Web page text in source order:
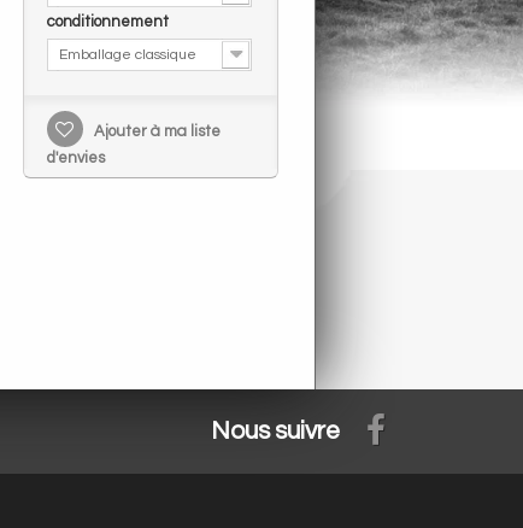
conditionnement
Emballage classique
Ajouter à ma liste
d'envies
Nous suivre